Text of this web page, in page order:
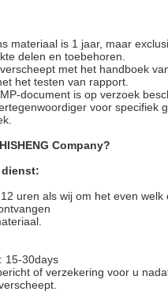
materiaal is 1 jaar, maar
delen en toebehoren.
met het handboek
het testen van rapport.
document is op verzoek
voor specifiek
Company?
dienst:
uren als wij om het even welk
15-30days
of verzekering voor u